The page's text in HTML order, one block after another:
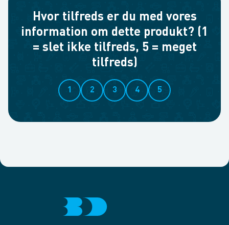
Hvor tilfreds er du med vores
information om dette produkt? (1
= slet ikke tilfreds, 5 = meget
tilfreds)
1 2 3 4 5